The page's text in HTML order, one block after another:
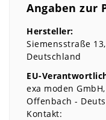
Angaben zur
Hersteller:
Siemensstraße 13
Deutschland
EU-
exa moden GmbH
Offenbach
Kontakt: